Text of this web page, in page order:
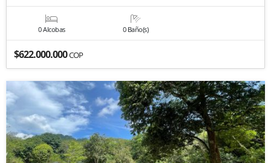
0 Alcobas 0 Baño(s)
$622.000.000COP